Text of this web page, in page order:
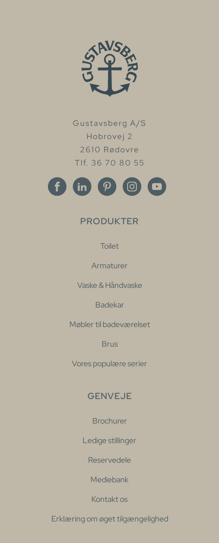
Gustavsberg A/S
Hobrovej 2
2610 Rødovre
Tlf. 36 70 80 55
PRODUKTER
Toilet
Armaturer
Vaske & Håndvaske
Badekar
Møbler til badeværelset
Brus
Vores populære serier
GENVEJE
Brochurer
Ledige stillinger
Reservedele
Mediebank
Kontakt os
Erklæring om øget tilgængelighed